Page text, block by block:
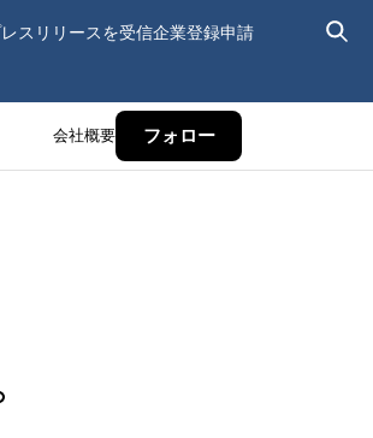
スリリースを受信企業登録申請
会社概要 フォロー